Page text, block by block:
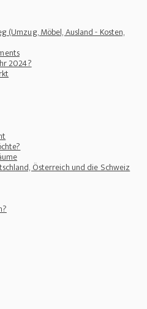
(Umzug, Möbel, Ausland - Kosten,
2024?
Österreich und die Schweiz